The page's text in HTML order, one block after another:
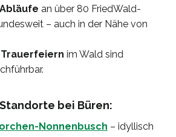
an über 80 FriedWald-
– auch in der Nähe von
im Wald sind
bei Büren:
Nonnenbusch – idyllisch